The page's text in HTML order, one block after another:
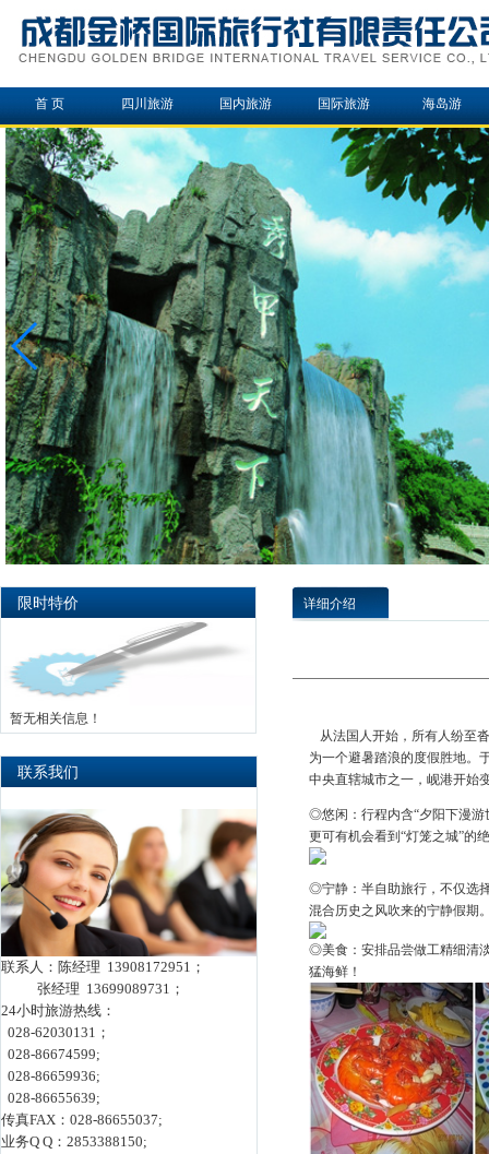
首 页 四川旅游 国内旅游 国际旅游 海岛游
限时特价
暂无相关信息！
联系我们
联系人：陈经理 13908172951；
张经理 13699089731；
24小时旅游热线：
028-62030131；
028-86674599;
028-86659936;
028-86655639;
传真FAX：028-86655037;
业务Q Q：2853388150;
详细介绍
从法国人开始，所有人纷至
为一个避暑踏浪的度假胜地。
中央直辖城市之一，岘港开始
◎悠闲：行程内含“夕阳下漫游
更可有机会看到“灯笼之城”的
◎宁静：半自助旅行，不仅选
混合历史之风吹来的宁静假期
◎美食：安排品尝做工精细清
猛海鲜！